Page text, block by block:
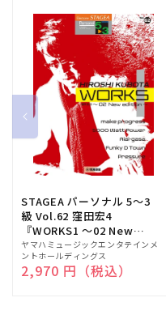
STAGEA パーソナル 5～3
級 Vol.62 窪田宏4
『WORKS1 ～02 New
edition～』
販
売
元:
ヤマハミュージックエンタテインメ
ントホールディングス
通常価格
2,970 円（税込）